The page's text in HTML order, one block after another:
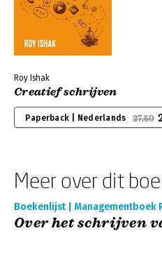
Roy Ishak
Creatief schrijven
Paperback | Nederlands 27,50
Meer over dit
Boekenlijst | Managementboek
Over het schrijven